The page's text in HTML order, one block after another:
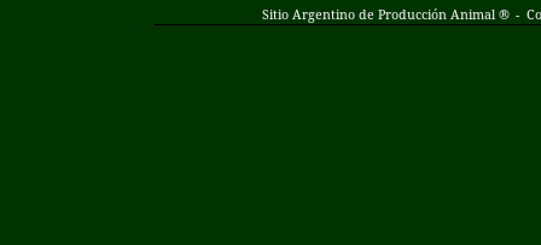
Sitio Argentino de Producción Animal ® -